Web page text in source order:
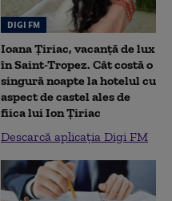
DIGI FM
Ioana Țiriac, vacanță de lux
în Saint-Tropez. Cât costă o
singură noapte la hotelul cu
aspect de castel ales de
fiica lui Ion Țiriac
Descarcă aplicația Digi FM